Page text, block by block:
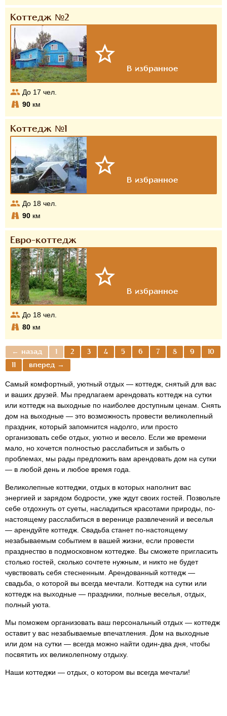
Коттедж №2
До 17 чел.
90 км
Коттедж №1
До 18 чел.
90 км
Евро-коттедж
До 18 чел.
80 км
← назад 1 2 3 4 5 6 7 8 9
10
11
вперед →
Самый комфортный, уютный отдых — коттедж, снятый для вас
и ваших друзей. Мы предлагаем арендовать коттедж на сутки
или коттедж на выходные по наиболее доступным ценам. Снять
дом на выходные — это возможность провести великолепный
праздник, который запомнится надолго, или просто
организовать себе отдых, уютно и весело. Если же времени
мало, но хочется полностью расслабиться и забыть о
проблемах, мы рады предложить вам арендовать дом на сутки
— в любой день и любое время года.
Великолепные коттеджи, отдых в которых наполнит вас
энергией и зарядом бодрости, уже ждут своих гостей. Позвольте
себе отдохнуть от суеты, насладиться красотами природы, по-
настоящему расслабиться в веренице развлечений и веселья
— арендуйте коттедж. Свадьба станет по-настоящему
незабываемым событием в вашей жизни, если провести
празднество в подмосковном коттедже. Вы сможете пригласить
столько гостей, сколько сочтете нужным, и никто не будет
чувствовать себя стесненным. Арендованный коттедж —
свадьба, о которой вы всегда мечтали. Коттедж на сутки или
коттедж на выходные — праздники, полные веселья, отдых,
полный уюта.
Мы поможем организовать ваш персональный отдых — коттедж
оставит у вас незабываемые впечатления. Дом на выходные
или дом на сутки — всегда можно найти один-два дня, чтобы
посвятить их великолепному отдыху.
Наши коттеджи — отдых, о котором вы всегда мечтали!